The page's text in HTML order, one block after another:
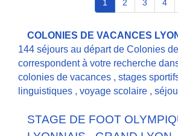
1 2 3 4
COLONIES DE VACANCES
144 séjours au départ de Colonies
correspondent à votre recherche
colonies de vacances , stages
linguistiques , voyage scolaire ,
STAGE DE FOOT